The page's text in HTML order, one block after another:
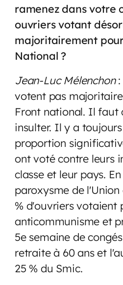
ramenez dans votre
ouvriers votant
majoritairement
National ?
Jean-Luc Mélenchon:
votent pas
Front national. Il faut
insulter. Il y a
proportion
ont voté contre leurs
classe et leur pays. En
paroxysme de
% d'ouvriers votaient
anticommunisme et
5e semaine de
retraite à 60 ans et
25 % du Smic.